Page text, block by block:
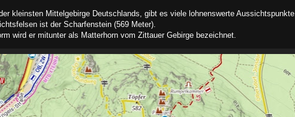
kleinsten Mittelgebirge Deutschlands, gibt es viele lohnenswerte Aussichtspunkte.
ist der Scharfenstein (569 Meter).
wird er mitunter als Matterhorn vom Zittauer Gebirge bezeichnet.